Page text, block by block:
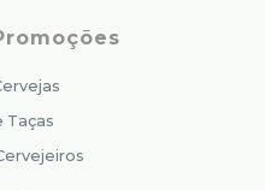
Taças